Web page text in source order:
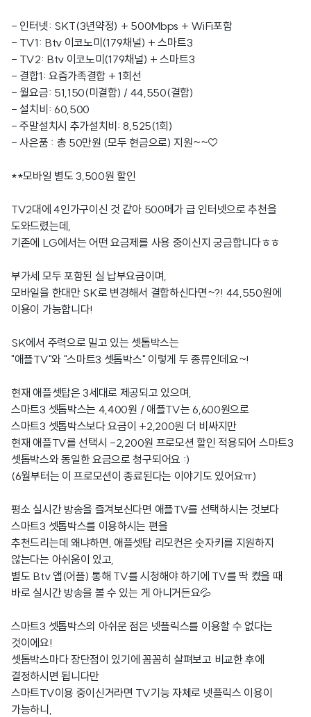
- 인터넷: SKT(3년약정) + 500Mbps + WiFi포함
- TV1: Btv 이코노미(179채널) + 스마트3
- TV2: Btv 이코노미(179채널) + 스마트3
- 결합1: 요즘가족결합 + 1회선
- 월요금: 51,150(미결합) / 44,550(결합)
- 설치비: 60,500
- 주말설치시 추가설치비: 8,525(1회)
- 사은품 : 총 50만원 (모두 현금으로) 지원~~♡
**모바일 별도 3,500원 할인
TV2대에 4인가구이신 것 같아 500메가 급 인터넷으로 추천을
도와드렸는데,
기존에 LG에서는 어떤 요금제를 사용 중이신지 궁금합니다ㅎㅎ
부가세 모두 포함된 실 납부요금이며,
모바일을 한대만 SK로 변경해서 결합하신다면~?! 44,550원에
이용이 가능합니다!
SK에서 주력으로 밀고 있는 셋톱박스는
"애플TV"와 "스마트3 셋톱박스" 이렇게 두 종류인데요~!
현재 애플셋탑은 3세대로 제공되고 있으며,
스마트3 셋톱박스는 4,400원 / 애플TV는 6,600원으로
스마트3 셋톱박스보다 요금이 +2,200원 더 비싸지만
현재 애플TV를 선택시 -2,200원 프로모션 할인 적용되어 스마트3
셋톱박스와 동일한 요금으로 청구되어요 :)
(6월부터는 이 프로모션이 종료된다는 이야기도 있어요ㅠ)
평소 실시간 방송을 즐겨보신다면 애플TV를 선택하시는 것보다
스마트3 셋톱박스를 이용하시는 편을
추천드리는데 왜냐하면, 애플셋탑 리모컨은 숫자키를 지원하지
않는다는 아쉬움이 있고,
별도 Btv 앱(어플) 통해 TV를 시청해야 하기에 TV를 딱 켰을 때
바로 실시간 방송을 볼 수 있는 게 아니거든요💦
스마트3 셋톱박스의 아쉬운 점은 넷플릭스를 이용할 수 없다는
것이에요!
셋톱박스마다 장단점이 있기에 꼼꼼히 살펴보고 비교한 후에
결정하시면 됩니다만
스마트TV이용 중이신거라면 TV기능 자체로 넷플릭스 이용이
가능하니,